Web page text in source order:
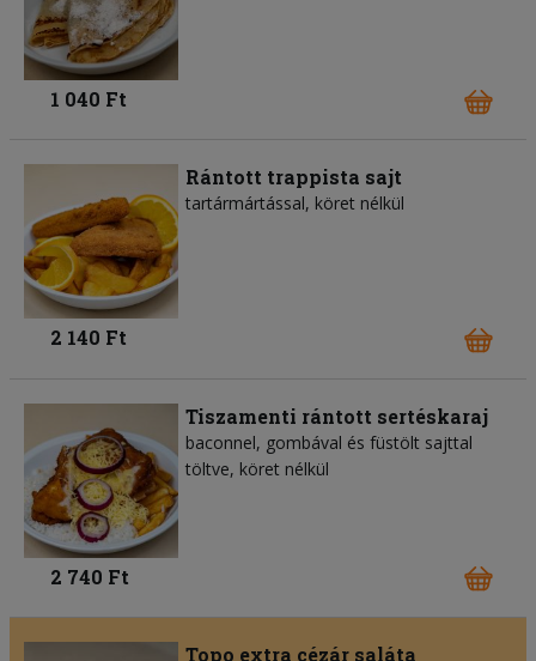
1 040 Ft
Rántott trappista sajt
tartármártással, köret nélkül
2 140 Ft
Tiszamenti rántott sertéskaraj
baconnel, gombával és füstölt sajttal
töltve, köret nélkül
2 740 Ft
Topo extra cézár saláta